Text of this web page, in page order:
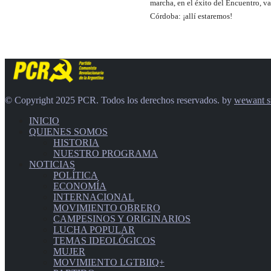
marcha, en el éxito del Encuentro,
Córdoba: ¡allí estaremos!
© Copyright 2025 PCR. Todos los derechos reservados. by wewant
INICIO
QUIENES SOMOS
HISTORIA
NUESTRO PROGRAMA
NOTICIAS
POLÍTICA
ECONOMÍA
INTERNACIONAL
MOVIMIENTO OBRERO
CAMPESINOS Y ORIGINARIOS
LUCHA POPULAR
TEMAS IDEOLÓGICOS
MUJER
MOVIMIENTO LGTBIIQ+